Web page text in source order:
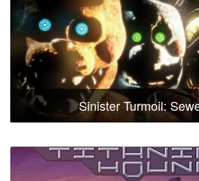
Sinister Turmoil: